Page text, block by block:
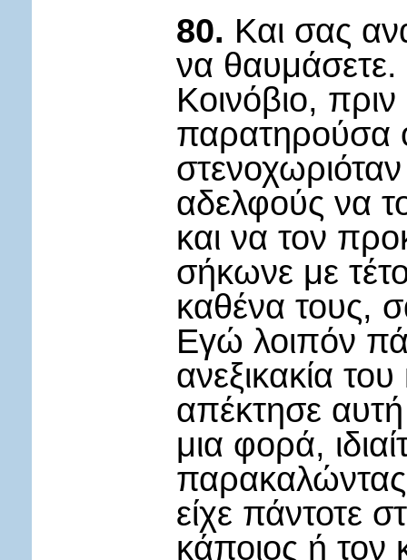
80. Και σας
να
Κοινόβιο,
παρατηρούσα
αδελφούς να
και να τον
σήκωνε με
καθένα τους,
Εγώ λοιπόν
ανεξικακία
απέκτησε
μια φορά,
παρακαλώντας
είχε πάντοτε
κάποιος ή τον